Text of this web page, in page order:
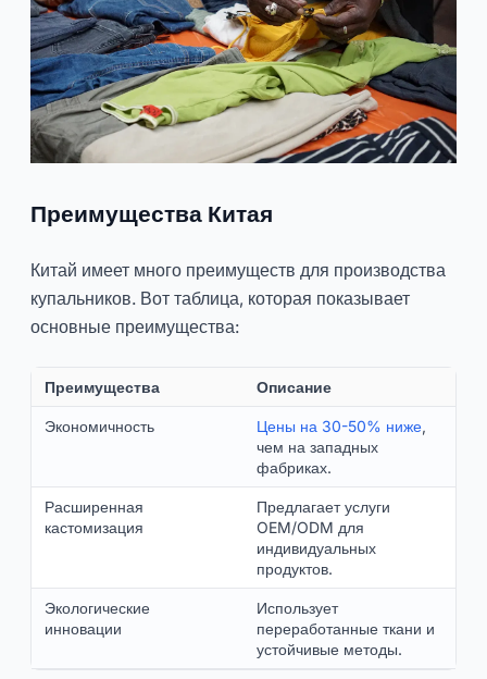
Преимущества Китая
Китай имеет много преимуществ для производства
купальников. Вот таблица, которая показывает
основные преимущества:
Преимущества Описание
Экономичность Цены на 30-50% ниже,
чем на западных
фабриках.
Расширенная
кастомизация
Предлагает услуги
OEM/ODM для
индивидуальных
продуктов.
Экологические
инновации
Использует
переработанные ткани и
устойчивые методы.